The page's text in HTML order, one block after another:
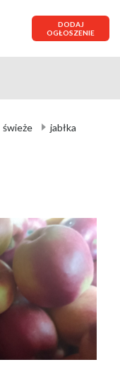
DODAJ
OGŁOSZENIE
świeże
jabłka